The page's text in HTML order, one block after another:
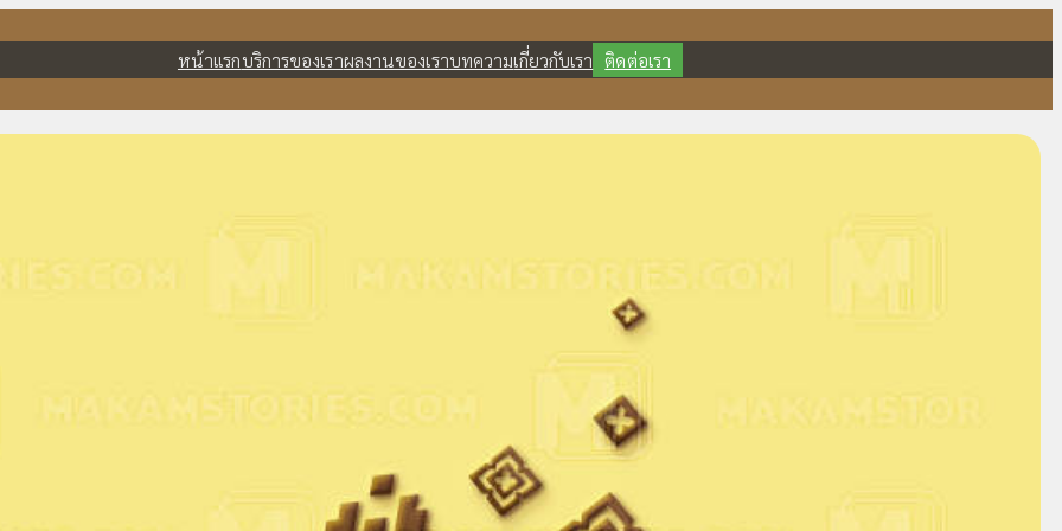
หน้าแรกบริการของเราผลงานของเราบทความเกี่ยวกับเรา ติดต่อเรา